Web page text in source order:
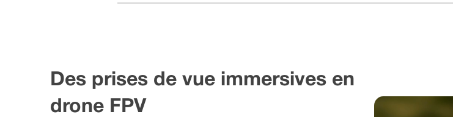
Des prises de vue immersives en
drone FPV